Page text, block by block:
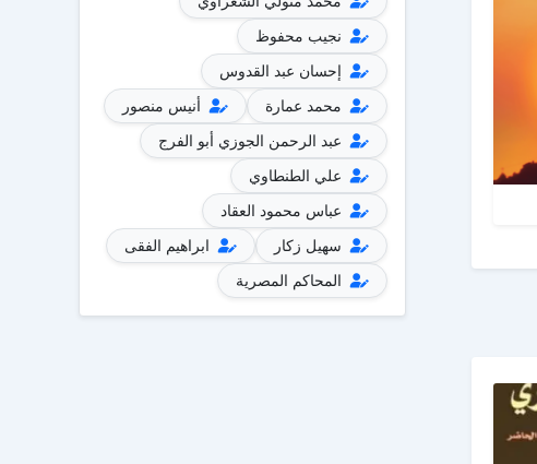
نجيب محفوظ
إحسان عبد القدوس
محمد عمارة
أنيس منصور
عبد الرحمن الجوزي أبو الفرج
علي الطنطاوي
عباس محمود العقاد
سهيل زكار
ابراهيم الفقى
المحاكم المصرية